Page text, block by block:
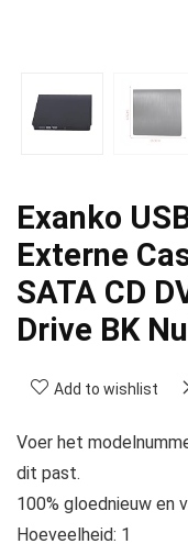
Exanko
Externe
SATA CD
Drive BK
Add to wishlist
Voer het
dit past.
100% gloednieuw en
Hoeveelheid: 1